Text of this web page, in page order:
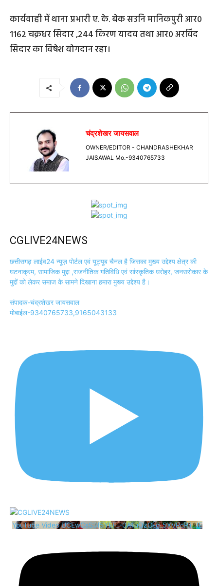
कार्यवाही में थाना प्रभारी ए. के. बेक सउनि मानिकपुरी आर0
1162 चक्रधर सिदार ,244 किरण यादव तथा आर0 अरविंद
सिदार का विषेश योगदान रहा।
चंद्रशेखर जायसवाल
OWNER/EDITOR - CHANDRASHEKHAR
JAISAWAL Mo.-9340765733
CGLIVE24NEWS
छत्तीसगढ़ लाईव24 न्यूज़ पोर्टल एवं यूट्यूब चैनल है जिसका मुख्य उद्देश्य क्षेत्र की
घटनाक्रम, सामाजिक मुद्दा ,राजनीतिक गतिविधि एवं सांस्कृतिक धरोहर, जनसरोकार के
मुद्दों को लेकर समाज के सामने दिखाना हमारा मुख्य उद्देश्य है।
संपादक-चंद्रशेखर जायसवाल
मोबाईल-9340765733,9165043133
YouTube Video UCEwCsS3f5YEF_-0A1uOzO-g_5XVRcRii_JE